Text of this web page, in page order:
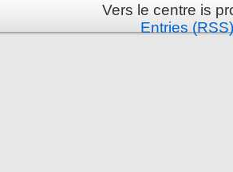
Vers le centre is
Entries (RSS)